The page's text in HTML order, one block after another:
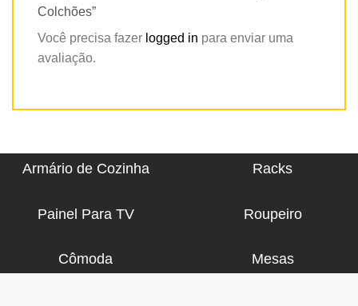
Colchões”
Você precisa fazer logged in para enviar uma
avaliação.
Armário de Cozinha Racks
Painel Para TV Roupeiro
Cômoda Mesas